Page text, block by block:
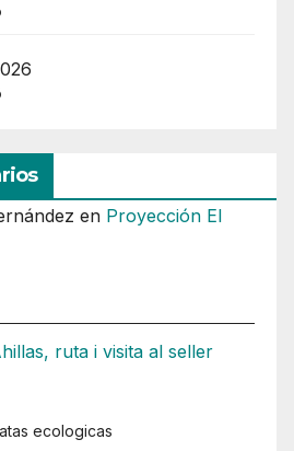
en Proyección El
ruta i visita al seller
ecologicas